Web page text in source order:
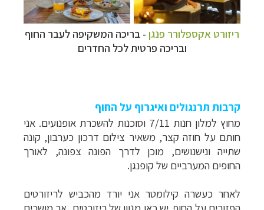
ריזורט אקספלורר פנגן - בריכה המשקיפה לעבר החוף
ובריכה פרטית לכל החדרים
קרבות תרנגולים ואיגרוף על החוף
מחוץ למלון חנות 7/11 וסוכנות להשכרת אופנועים. אני
חותם על חוזה קצר, משאיר צילום דרכון כערבון, קונה
שתייה ונישנושים, מוכן לדרך הפונה צפונה, לאורך
החופים המערביים של קופנגן.
לאחר כעשרה קילומטר אני יורד מהכביש לריזורטים